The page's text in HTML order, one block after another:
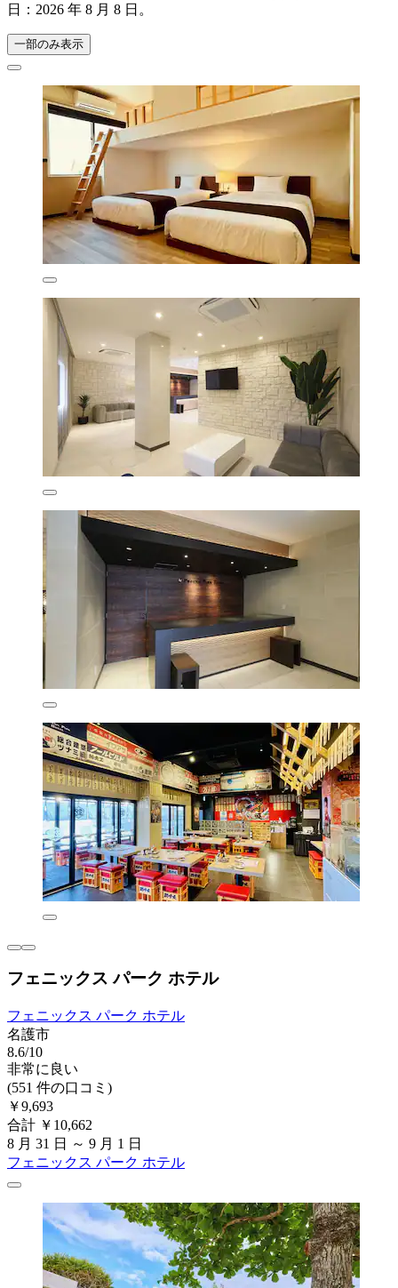
日： 2026 年 8 月 8 日 。
一部のみ表示
フェニックス パーク ホテル
フェニックス パーク ホテル
名護市
8.6/10
非常に良い
(551 件の口コミ)
￥9,693
合計 ￥10,662
8 月 31 日 ～ 9 月 1 日
フェニックス パーク ホテル